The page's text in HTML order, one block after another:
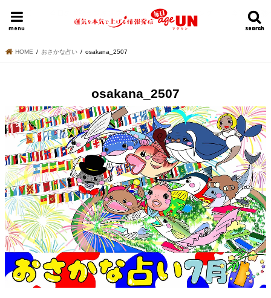
search
search
menu
HOME 明日の運勢ランキング 今週の運勢
HOME おさかな占い osakana_2507
osakana_2507